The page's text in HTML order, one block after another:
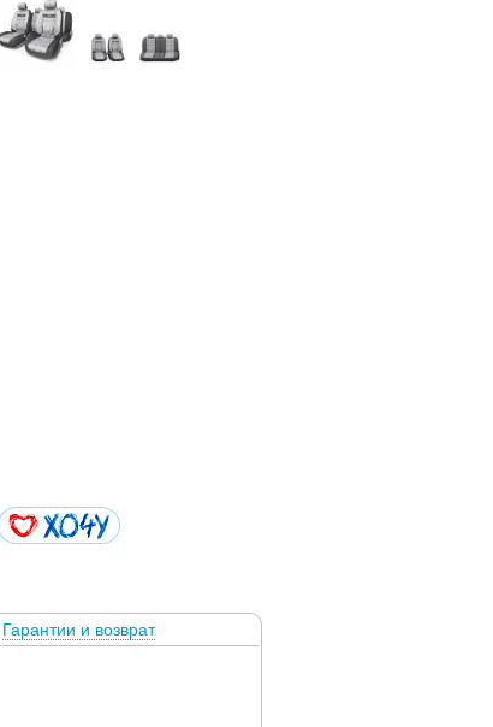
Гарантии и возврат